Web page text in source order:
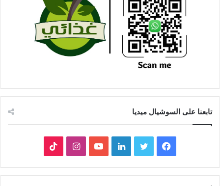
تابعنا على السوشيال ميديا
فيسبوك تويتر لينكدإنيوتيوبانستقرام